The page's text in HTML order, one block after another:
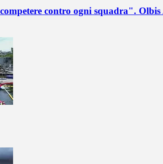
contro ogni squadra".